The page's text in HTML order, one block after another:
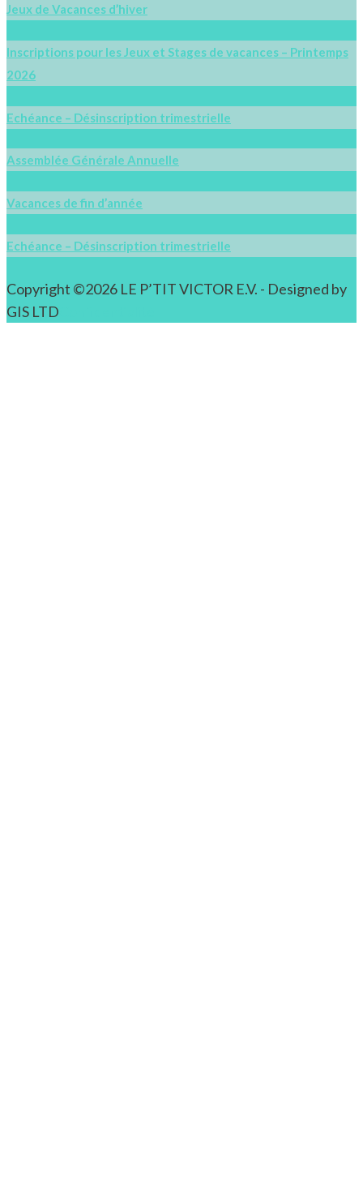
Jeux de Vacances d’hiver
Inscriptions pour les Jeux et Stages de vacances – Printemps
2026
Echéance – Désinscription trimestrielle
Assemblée Générale Annuelle
Vacances de fin d’année
Echéance – Désinscription trimestrielle
Copyright ©2026 LE P’TIT VICTOR E.V. - Designed by
GIS LTD